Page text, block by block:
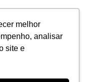
melhor
analisar
site e
Sample